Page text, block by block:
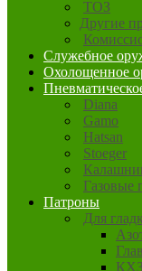
ТОЗ
Другие
Служебное
Охолощенное
Diana
Gamo
Hatsan
Stoeger
Газовые
Патроны
Для